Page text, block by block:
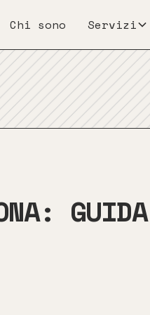
Chi sono Servizi